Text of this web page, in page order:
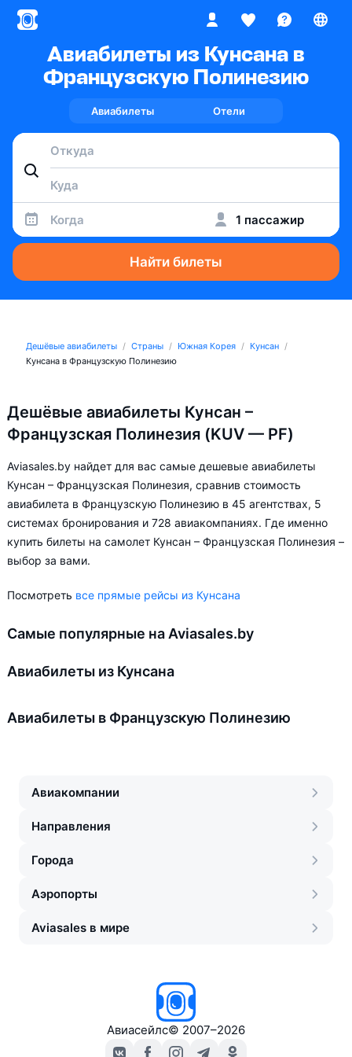
Авиабилеты из Кунсана в
Французскую Полинезию
Авиабилеты Отели
Когда 1 пассажир
Найти билеты
Дешёвые авиабилеты Страны Южная Корея
Кунсан
Кунсана в Французскую Полинезию
Дешёвые авиабилеты Кунсан –
Французская Полинезия (KUV — PF)
Aviasales.by найдет для вас самые дешевые авиабилеты
Кунсан – Французская Полинезия, сравнив стоимость
авиабилета в Французскую Полинезию в 45 агентствах, 5
системах бронирования и 728 авиакомпаниях. Где именно
купить билеты на самолет Кунсан – Французская Полинезия –
выбор за вами.
Посмотреть все прямые рейсы из Кунсана
Самые популярные на Aviasales.by
Авиабилеты из Кунсана
Авиабилеты в Французскую Полинезию
Авиакомпании
Направления
Города
Аэропорты
Aviasales в мире
Авиасейлс© 2007–2026